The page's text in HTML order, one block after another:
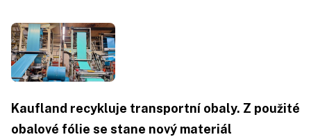
Kaufland recykluje transportní obaly. Z použité
obalové fólie se stane nový materiál